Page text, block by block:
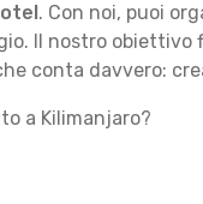
. Con noi, puoi
Il nostro
conta davvero:
a Kilimanjaro?